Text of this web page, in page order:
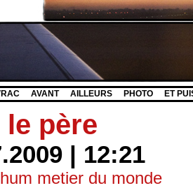
AVANT AILLEURS PHOTO ET
le père
| 12:21
metier du monde